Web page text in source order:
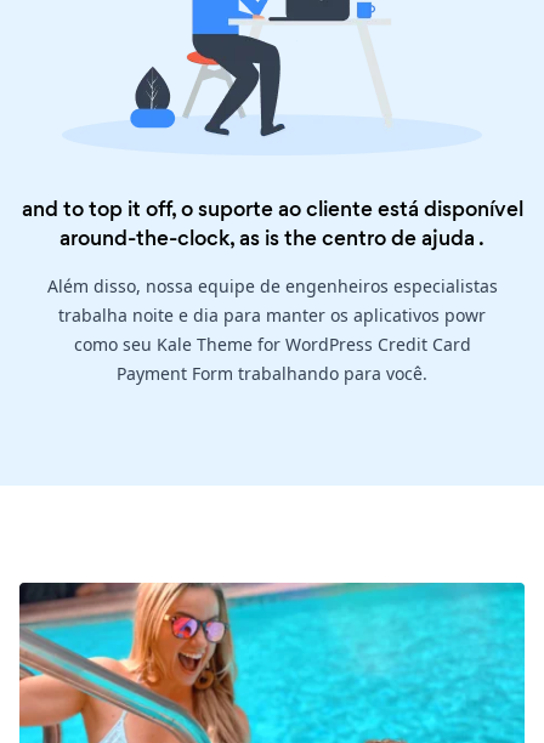
and to top it off, o suporte ao cliente está disponível
around-the-clock, as is thecentro de ajuda .
Além disso, nossa equipe de engenheiros especialistas
trabalha noite e dia para manter os aplicativos powr
como seu Kale Theme for WordPress Credit Card
Payment Form trabalhando para você.